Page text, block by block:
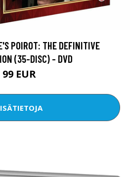
POIROT: THE DEFINITIVE
(35-DISC) - DVD
99 EUR